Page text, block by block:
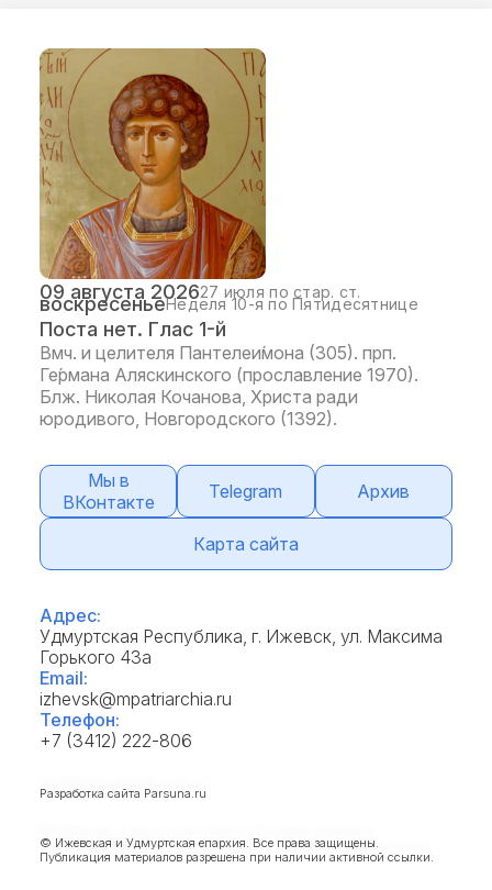
09 августа 202627 июля по стар. ст.
воскресеньеНеделя 10-я по Пятидесятнице
Поста нет. Глас 1-й
Вмч. и целителя Пантелеи́мона (305). прп.
Ге́рмана Аляскинского (прославление 1970).
Блж. Николая Кочанова, Христа ради
юродивого, Новгородского (1392).
Мы в
ВКонтакте
Telegram Архив
Карта сайта
Адрес:
Удмуртская Республика, г. Ижевск, ул. Максима
Горького 43а
Email:
izhevsk@mpatriarchia.ru
Телефон:
+7 (3412) 222-806
Разработка сайта Parsuna.ru
© Ижевская и Удмуртская епархия. Все права защищены.
Публикация материалов разрешена при наличии активной ссылки.